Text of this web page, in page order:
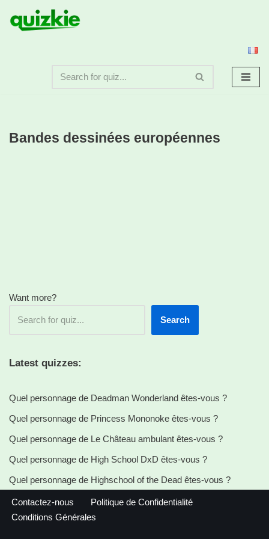
Aller
Bandes dessinées européennes
Want more?
Search
Latest quizzes:
Quel personnage de Deadman Wonderland êtes-vous ?
Quel personnage de Princess Mononoke êtes-vous ?
Quel personnage de Le Château ambulant êtes-vous ?
Quel personnage de High School DxD êtes-vous ?
Quel personnage de Highschool of the Dead êtes-vous ?
Contactez-nous
Politique de Confidentialité
Conditions Générales